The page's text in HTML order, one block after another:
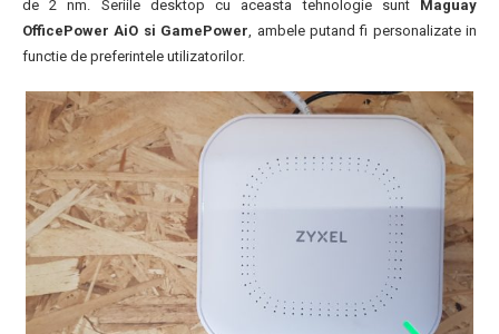
de 2 nm. Seriile desktop cu aceasta tehnologie sunt Maguay
OfficePower AiO si GamePower, ambele putand fi personalizate in
functie de preferintele utilizatorilor.